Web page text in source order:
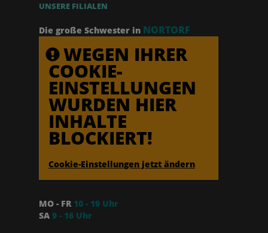
UNSERE FILIALEN
Die große Schwester in NORTORF
WEGEN IHRER
COOKIE-
EINSTELLUNGEN
WURDEN HIER
INHALTE
BLOCKIERT!
Cookie-Einstellungen jetzt ändern
MO - FR 10 - 19 Uhr
SA 9 - 16 Uhr